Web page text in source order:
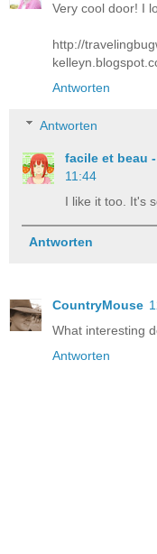
Very cool door! I
http://
Antworten
Antworten
facile et beau
11:44
I like it too. It's
Antworten
CountryMouse
What interesting
Antworten